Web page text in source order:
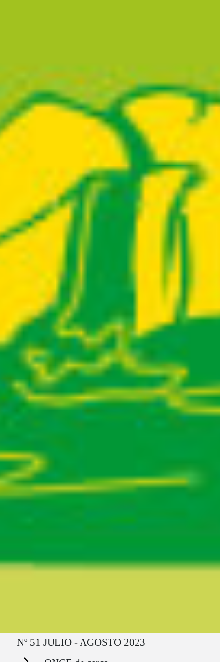
Ruta del sitio
Nº 51 JULIO - AGOSTO 2023
Secciones